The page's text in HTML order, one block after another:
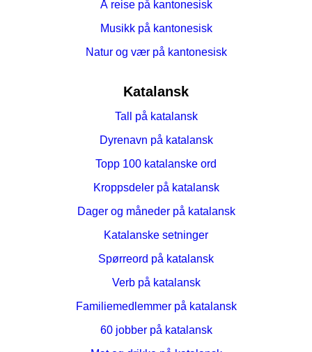
Å reise på kantonesisk
Musikk på kantonesisk
Natur og vær på kantonesisk
Katalansk
Tall på katalansk
Dyrenavn på katalansk
Topp 100 katalanske ord
Kroppsdeler på katalansk
Dager og måneder på katalansk
Katalanske setninger
Spørreord på katalansk
Verb på katalansk
Familiemedlemmer på katalansk
60 jobber på katalansk